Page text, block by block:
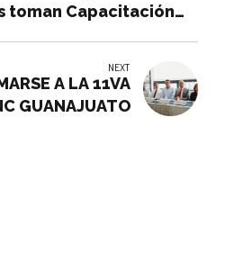
toman Capacitación
social.
NEXT
A LA 11VA
GUANAJUATO